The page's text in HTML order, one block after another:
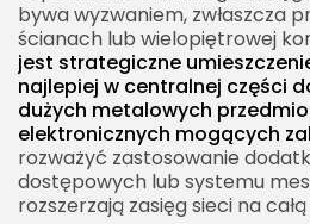
bywa wyzwaniem, zwłaszcza
ścianach lub wielopiętrowej
jest strategiczne
najlepiej w centralnej części
dużych metalowych
elektronicznych mogących
rozważyć zastosowanie
dostępowych lub systemu
rozszerzają zasięg sieci na